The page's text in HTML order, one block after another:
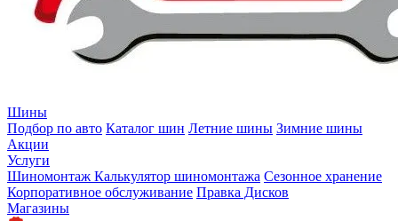
Шины
Подбор по авто Каталог шин Летние шины Зимние шины
Акции
Услуги
Шиномонтаж Калькулятор шиномонтажа Сезонное хранение
Корпоративное обслуживание Правка Дисков
Магазины